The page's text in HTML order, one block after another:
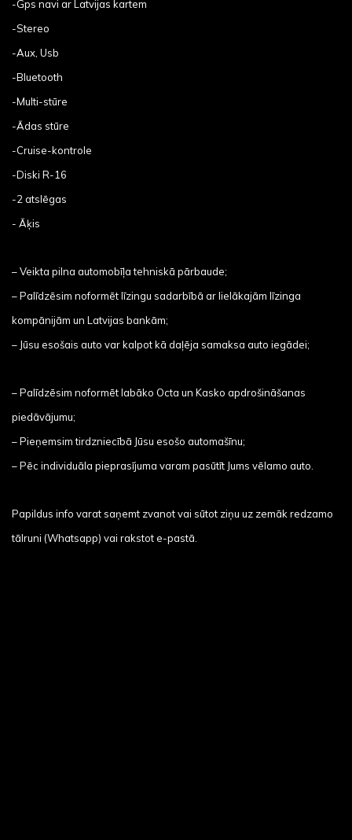
-Gps navi ar Latvijas kartem
-Stereo
-Aux, Usb
-Bluetooth
-Multi-stūre
-Ādas stūre
-Cruise-kontrole
-Diski R-16
-2 atslēgas
- Āķis
– Veikta pilna automobīļa tehniskā pārbaude;
– Palīdzēsim noformēt līzingu sadarbībā ar lielākajām līzinga
kompānijām un Latvijas bankām;
– Jūsu esošais auto var kalpot kā daļēja samaksa auto iegādei;
– Palīdzēsim noformēt labāko Octa un Kasko apdrošināšanas
piedāvājumu;
– Pieņemsim tirdzniecībā Jūsu esošo automašīnu;
– Pēc individuāla pieprasījuma varam pasūtīt Jums vēlamo auto.
Papildus info varat saņemt zvanot vai sūtot ziņu uz zemāk redzamo
tālruni (Whatsapp) vai rakstot e-pastā.